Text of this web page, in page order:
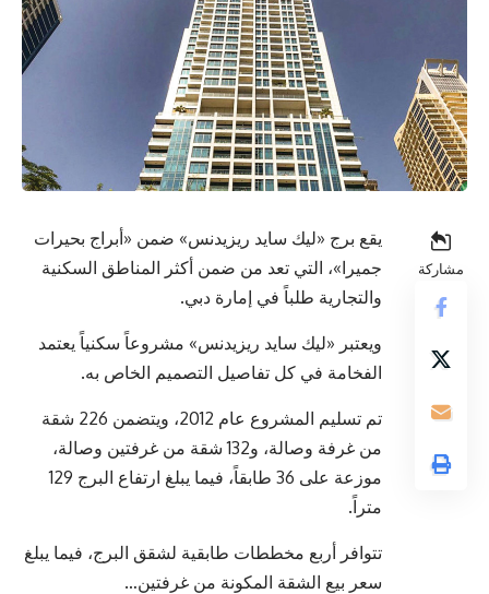
مشاركة
يقع برج «ليك سايد ريزيدنس» ضمن «أبراج بحيرات
جميرا»، التي تعد من ضمن أكثر المناطق السكنية
والتجارية طلباً في إمارة دبي.
ويعتبر «ليك سايد ريزيدنس» مشروعاً سكنياً يعتمد
الفخامة في كل تفاصيل التصميم الخاص به.
تم تسليم المشروع عام 2012، ويتضمن 226 شقة
من غرفة وصالة، و132 شقة من غرفتين وصالة،
موزعة على 36 طابقاً، فيما يبلغ ارتفاع البرج 129
متراً.
تتوافر أربع مخططات طابقية لشقق البرج، فيما يبلغ
سعر بيع الشقة المكونة من غرفتين…